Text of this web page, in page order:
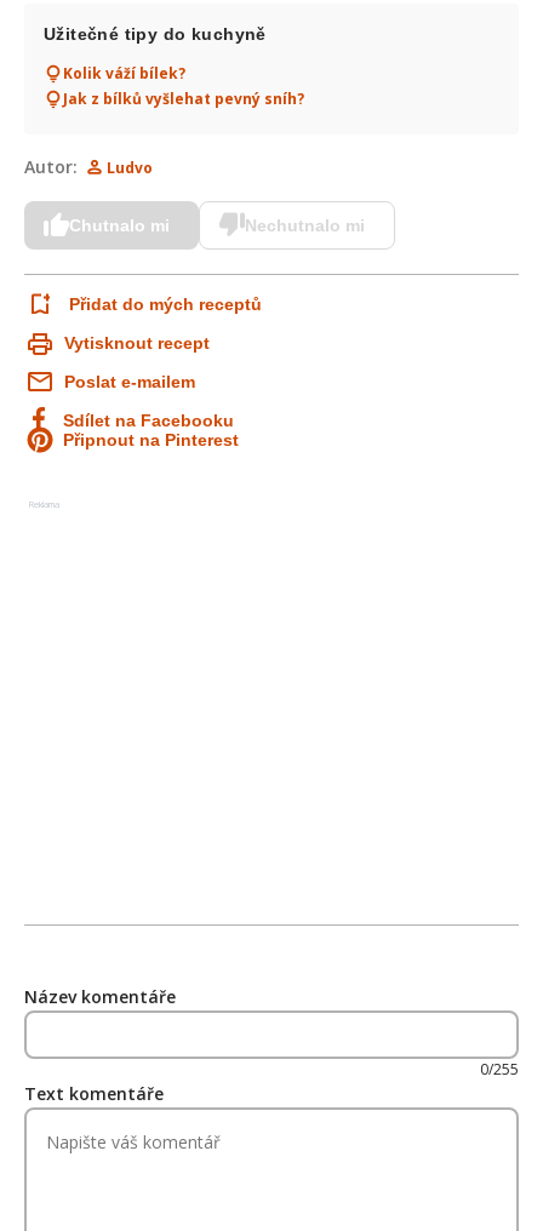
Užitečné tipy do kuchyně
Kolik váží bílek?
Jak z bílků vyšlehat pevný sníh?
Autor: Ludvo
Chutnalo mi Nechutnalo mi
Přidat do mých receptů
Vytisknout recept
Poslat e-mailem
Sdílet na Facebooku
Připnout na Pinterest
Reklama
Název komentáře
0/255
Text komentáře